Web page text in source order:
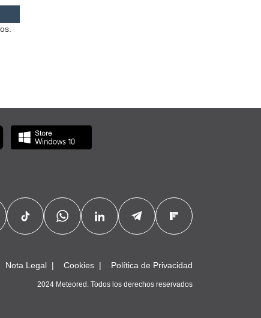
Nota Legal Cookies Política de Privacidad
2024 Meteored. Todos los derechos reservados